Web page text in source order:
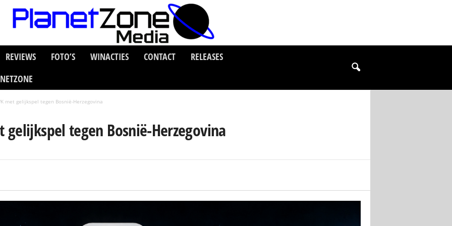
REVIEWS FOTO’S WINACTIES CONTACT
RELEASES
met gelijkspel tegen Bosnië-Herzegovina
gelijkspel tegen Bosnië-Herzegovina